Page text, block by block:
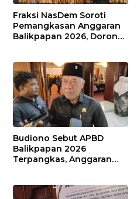
Fraksi NasDem Soroti
Pemangkasan Anggaran
Balikpapan 2026, Dorong
Budiono Sebut APBD
Balikpapan 2026
Terpangkas, Anggaran